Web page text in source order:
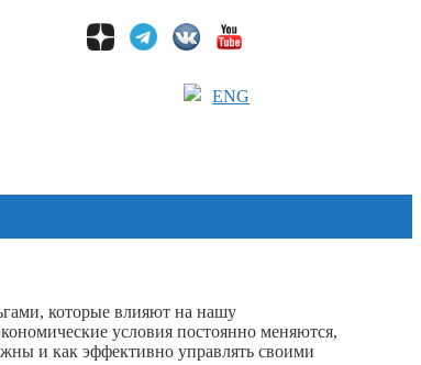
ENG
которые влияют на нашу
условия постоянно меняются,
и как эффективно управлять своими